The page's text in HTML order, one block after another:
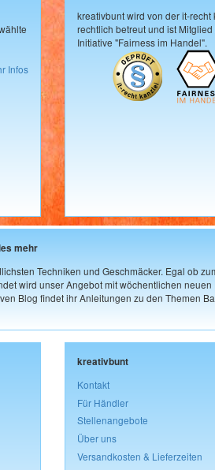
Infos
kreativbunt wird von der it-recht
rechtlich betreut und ist
Initiative "Fairness im Handel".
mehr
Techniken und Geschmäcker. Egal ob
wird unser Angebot mit wöchentlichen
Blog findet ihr Anleitungen zu den Themen
kreativbunt
Kontakt
Für Händler
Stellenangebote
Über uns
Versandkosten & Lieferzeiten